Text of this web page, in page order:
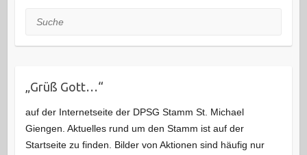
Suche
„Grüß Gott…“
auf der Internetseite der DPSG Stamm St. Michael
Giengen. Aktuelles rund um den Stamm ist auf der
Startseite zu finden. Bilder von Aktionen sind häufig nur